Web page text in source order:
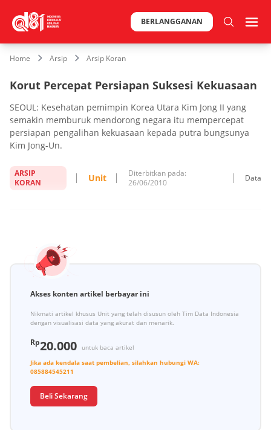
BERLANGGANAN
Home Arsip Arsip Koran
Korut Percepat Persiapan Suksesi Kekuasaan
SEOUL: Kesehatan pemimpin Korea Utara Kim Jong II yang
semakin memburuk mendorong negara itu mempercepat
persiapan pengalihan kekuasaan kepada putra bungsunya
Kim Jong-Un.
ARSIP
KORAN
Unit
Diterbitkan pada:
26/06/2010
Data
Akses konten artikel berbayar ini
Nikmati artikel khusus Unit yang telah disusun oleh Tim Data Indonesia
dengan visualisasi data yang akurat dan menarik.
Rp20.000
untuk baca artikel
Jika ada kendala saat pembelian, silahkan hubungi WA:
085884545211
Beli Sekarang